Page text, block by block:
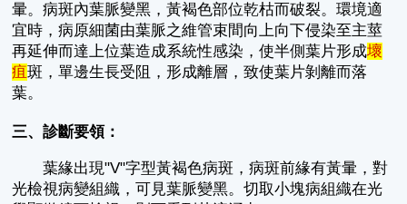
暈。病斑內葉脈變黑，黃褐色部位乾枯而破裂。環境適
宜時，病原細菌由葉脈之維管束間向上向下侵染至主莖
再延伸而達上位葉造成系統性感染，使半側葉片形成壞
疽斑，單邊生長受阻，形成離層，致使葉片剝離而落
葉。
三、診斷要領：
葉緣出現"V"字型黃褐色病斑，病斑前緣有黃暈，對
光檢視病變組織，可見葉脈變黑。切取小塊病組織在光